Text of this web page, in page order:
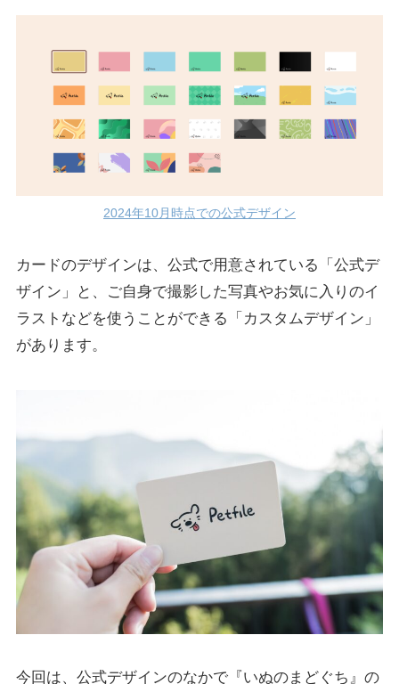
2024年10月時点での公式デザイン
カードのデザインは、公式で用意されている「公式デ
ザイン」と、ご自身で撮影した写真やお気に入りのイ
ラストなどを使うことができる「カスタムデザイン」
があります。
今回は、公式デザインのなかで『いぬのまどぐち』の